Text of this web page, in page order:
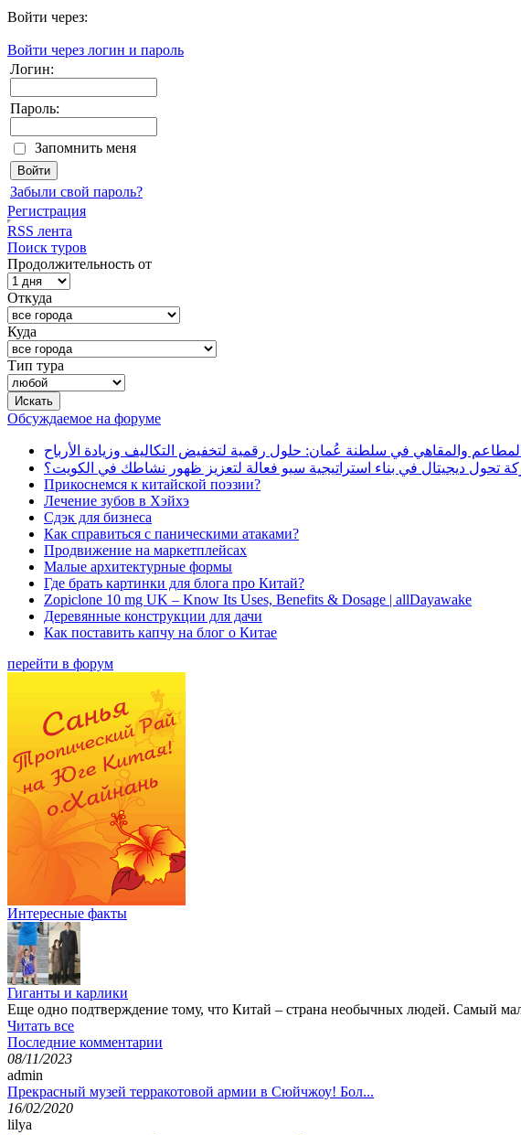
Войти через:
Войти через логин и пароль
Логин:
Пароль:
Запомнить меня
Забыли свой пароль?
Регистрация
RSS лента
Поиск туров
Продолжительность от
Откуда
Куда
Тип тура
Обсуждаемое на форуме
المطاعم والمقاهي في سلطنة عُمان: حلول رقمية لتخفيض التكاليف وزيادة الأرباح
تحول ديجيتال في بناء استراتيجية سيو فعالة لتعزيز ظهور نشاطك في الكويت؟
Прикоснемся к китайской поэзии?
Лечение зубов в Хэйхэ
Сдэк для бизнеса
Как справиться с паническими атаками?
Продвижение на маркетплейсах
Малые архитектурные формы
Где брать картинки для блога про Китай?
Zopiclone 10 mg UK – Know Its Uses, Benefits & Dosage | allDayawake
Деревянные конструкции для дачи
Как поставить капчу на блог о Китае
перейти в форум
Интересные факты
Гиганты и карлики
Еще одно подтверждение тому, что Китай – страна необычных людей. Самый
Читать все
Последние комментарии
08/11/2023
admin
Прекрасный музей терракотовой армии в Сюйчжоу! Бол...
16/02/2020
lilya